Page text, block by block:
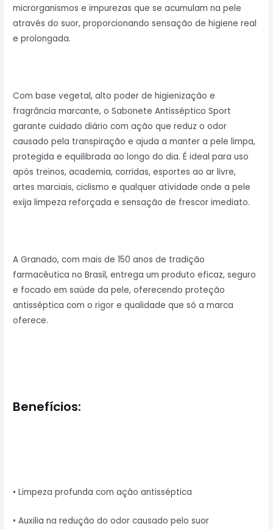
microrganismos e impurezas que se acumulam na pele
através do suor, proporcionando sensação de higiene real
e prolongada.
Com base vegetal, alto poder de higienização e
fragrância marcante, o Sabonete Antisséptico Sport
garante cuidado diário com ação que reduz o odor
causado pela transpiração e ajuda a manter a pele limpa,
protegida e equilibrada ao longo do dia. É ideal para uso
após treinos, academia, corridas, esportes ao ar livre,
artes marciais, ciclismo e qualquer atividade onde a pele
exija limpeza reforçada e sensação de frescor imediato.
A Granado, com mais de 150 anos de tradição
farmacêutica no Brasil, entrega um produto eficaz, seguro
e focado em saúde da pele, oferecendo proteção
antisséptica com o rigor e qualidade que só a marca
oferece.
Benefícios:
• Limpeza profunda com ação antisséptica
• Auxilia na redução do odor causado pelo suor